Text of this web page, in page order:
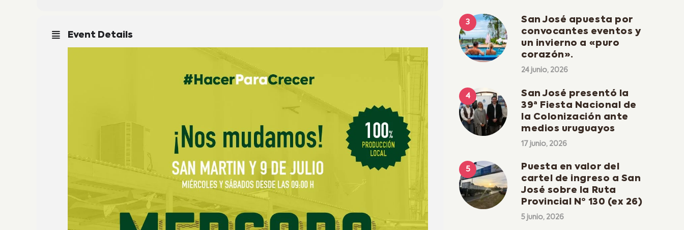
Event Details
San José apuesta por
convocantes eventos y
un invierno a «puro
corazón».
24 junio, 2026
San José presentó la
39ª Fiesta Nacional de
la Colonización ante
medios uruguayos
17 junio, 2026
Puesta en valor del
cartel de ingreso a San
José sobre la Ruta
Provincial Nº 130 (ex 26)
5 junio, 2026